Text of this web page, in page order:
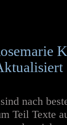
nach
Teil Texte